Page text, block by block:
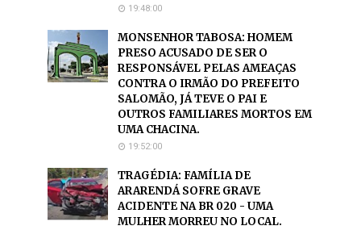
19:48:00
MONSENHOR TABOSA: HOMEM
PRESO ACUSADO DE SER O
RESPONSÁVEL PELAS AMEAÇAS
CONTRA O IRMÃO DO PREFEITO
SALOMÃO, JÁ TEVE O PAI E
OUTROS FAMILIARES MORTOS EM
UMA CHACINA.
19:52:00
TRAGÉDIA: FAMÍLIA DE
ARARENDÁ SOFRE GRAVE
ACIDENTE NA BR 020 - UMA
MULHER MORREU NO LOCAL.